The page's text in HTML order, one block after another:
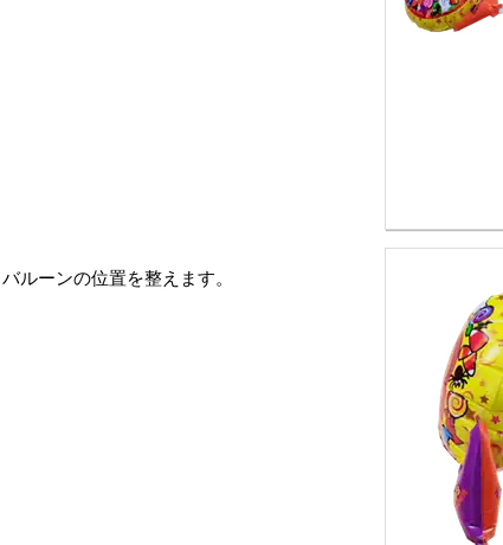
バルーンの位置を整えます。